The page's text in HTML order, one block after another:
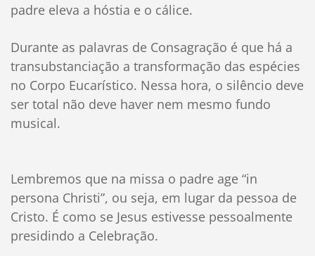
padre eleva a hóstia e o cálice.
Durante as palavras de Consagração é que há a
transubstanciação a transformação das espécies
no Corpo Eucarístico. Nessa hora, o silêncio deve
ser total não deve haver nem mesmo fundo
musical.
Lembremos que na missa o padre age “in
persona Christi”, ou seja, em lugar da pessoa de
Cristo. É como se Jesus estivesse pessoalmente
presidindo a Celebração.